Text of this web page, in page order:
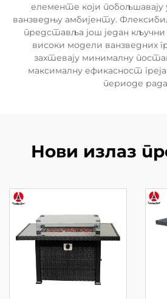
елементе који
ванзведњу амбијенту.
представља још један кључни
високи модели ванзведних
захтевају минималну
максималну ефикасност
периоде
Нови излаз